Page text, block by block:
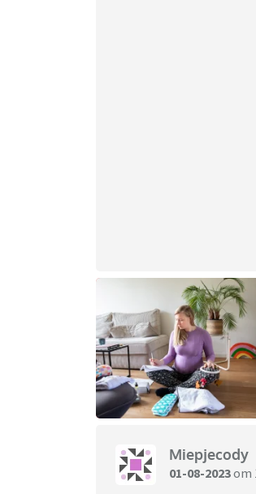
Miepjecody
01-08-2023om